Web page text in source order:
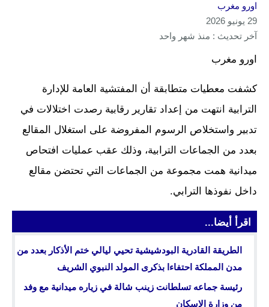
اورو مغرب
29 يونيو 2026
آخر تحديث : منذ شهر واحد
اورو مغرب
كشفت معطيات متطابقة أن المفتشية العامة للإدارة
الترابية انتهت من إعداد تقارير رقابية رصدت اختلالات في
تدبير واستخلاص الرسوم المفروضة على استغلال المقالع
بعدد من الجماعات الترابية، وذلك عقب عمليات افتحاص
ميدانية همت مجموعة من الجماعات التي تحتضن مقالع
داخل نفوذها الترابي.
اقرأ أيضا...
الطريقة القادرية البودشيشية تحيي ليالي ختم الأذكار بعدد من
مدن المملكة احتفاءا بذكرى المولد النبوي الشريف
رئيسة جماعه تسلطانت زينب شالة في زياره ميدانية مع وفد
من وزارة الإسكان